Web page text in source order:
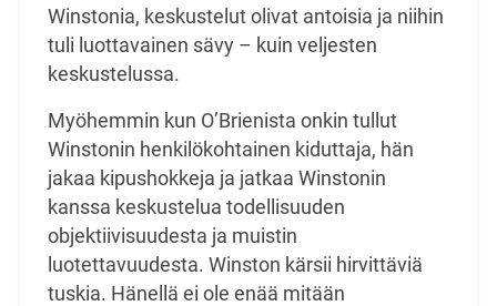
Winstonia, keskustelut olivat antoisia ja niihin
tuli luottavainen sävy – kuin veljesten
keskustelussa.
Myöhemmin kun O’Brienista onkin tullut
Winstonin henkilökohtainen kiduttaja, hän
jakaa kipushokkeja ja jatkaa Winstonin
kanssa keskustelua todellisuuden
objektiivisuudesta ja muistin
luotettavuudesta. Winston kärsii hirvittäviä
tuskia. Hänellä ei ole enää mitään